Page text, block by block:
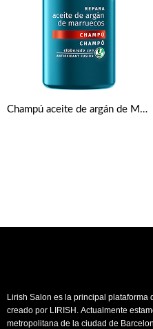
Champú aceite de argán de Marruecos bio por Herbal Essences
Lirish Salon es la principal
creado por LIRISH. Actualmente
metropolitana de la ciudad de